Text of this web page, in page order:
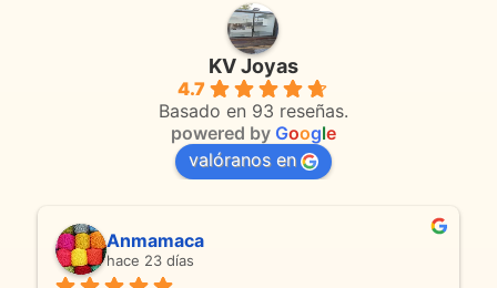
KV Joyas
4.7
Basado en 93 reseñas.
powered by Google
valóranos en
Anmamaca
hace 23 días